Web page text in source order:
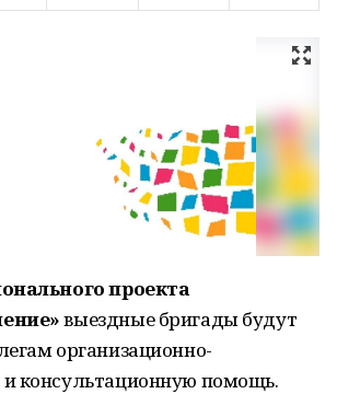
проекта
выездные бригады будут
организационно-
консультационную помощь.